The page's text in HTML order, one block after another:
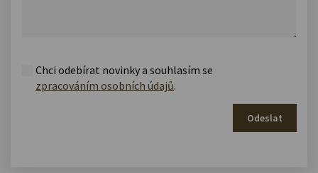
Chci odebírat novinky a souhlasím se
zpracováním osobních údajů.
Odeslat